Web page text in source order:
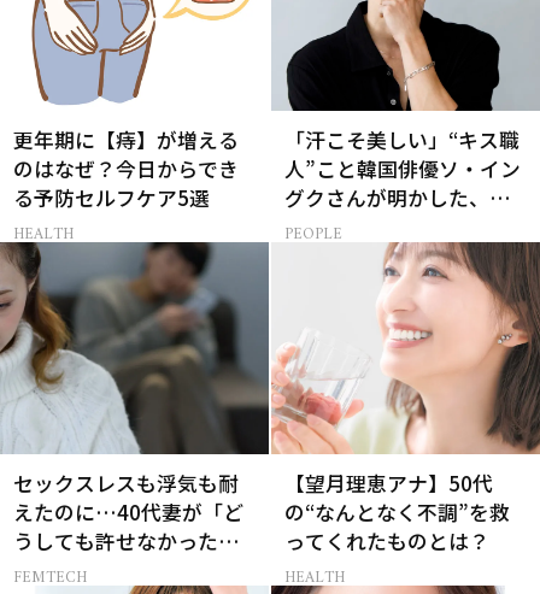
更年期に【痔】が増える
のはなぜ？今日からでき
る予防セルフケア5選
HEALTH
「汗こそ美しい」“キス職
人”こと韓国俳優ソ・イン
グクさんが明かした、惹
かれる人の条件とは
PEOPLE
セックスレスも浮気も耐
えたのに…40代妻が「ど
うしても許せなかった」
夫の一言
FEMTECH
【望月理恵アナ】50代
の“なんとなく不調”を救
ってくれたものとは？
HEALTH